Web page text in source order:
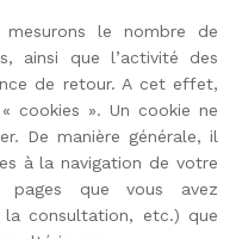
le nombre de
ainsi que l’activité des
de retour. A cet effet,
cookies ». Un cookie ne
De manière générale, il
à la navigation de votre
que vous avez
consultation, etc.) que